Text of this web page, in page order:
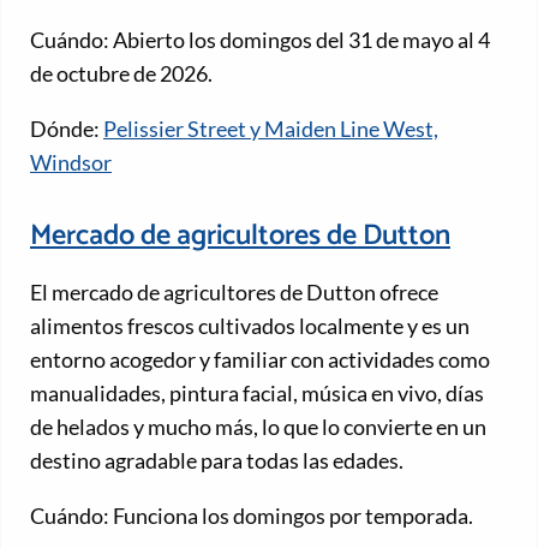
Cuándo: Abierto los domingos del 31 de mayo al 4
de octubre de 2026.
Dónde: Pelissier Street y Maiden Line West,
Windsor
Mercado de agricultores de Dutton
El mercado de agricultores de Dutton ofrece
alimentos frescos cultivados localmente y es un
entorno acogedor y familiar con actividades como
manualidades, pintura facial, música en vivo, días
de helados y mucho más, lo que lo convierte en un
destino agradable para todas las edades.
Cuándo: Funciona los domingos por temporada.